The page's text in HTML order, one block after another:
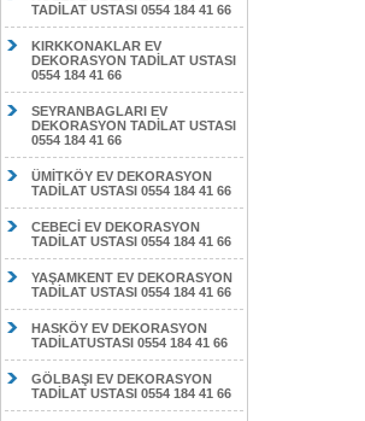
TADİLAT USTASI 0554 184 41 66
KIRKKONAKLAR EV
DEKORASYON TADİLAT USTASI
0554 184 41 66
SEYRANBAGLARI EV
DEKORASYON TADİLAT USTASI
0554 184 41 66
ÜMİTKÖY EV DEKORASYON
TADİLAT USTASI 0554 184 41 66
CEBECİ EV DEKORASYON
TADİLAT USTASI 0554 184 41 66
YAŞAMKENT EV DEKORASYON
TADİLAT USTASI 0554 184 41 66
HASKÖY EV DEKORASYON
TADİLATUSTASI 0554 184 41 66
GÖLBAŞI EV DEKORASYON
TADİLAT USTASI 0554 184 41 66